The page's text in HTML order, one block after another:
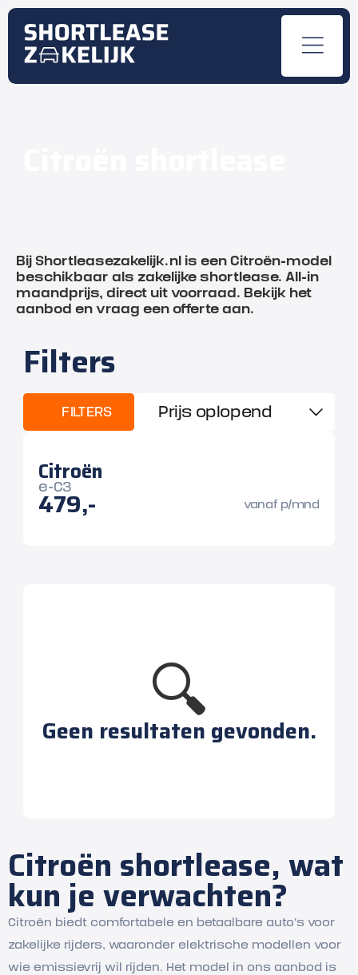
Bij Shortleasezakelijk.nl is een Citroën-model
beschikbaar als zakelijke shortlease. All-in
maandprijs, direct uit voorraad. Bekijk het
aanbod en vraag een offerte aan.
Filters
FILTERS
Citroën
e-C3
479,- vanaf p/mnd
🔍
Geen resultaten gevonden.
Citroën shortlease, wat
kun je verwachten?
Citroën biedt comfortabele en betaalbare auto's voor
zakelijke rijders, waaronder elektrische modellen voor
wie emissievrij wil rijden. Het model in ons aanbod is